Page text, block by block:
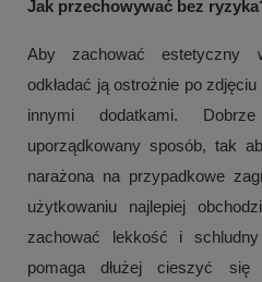
Jak przechowywać bez
Aby zachować estetyczny
odkładać ją ostrożnie po
innymi dodatkami.
uporządkowany sposób, tak
narażona na przypadkowe
użytkowaniu najlepiej
zachować lekkość i
pomaga dłużej cieszyć się